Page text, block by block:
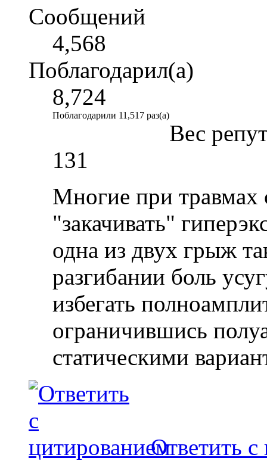
Сообщений
4,568
Поблагодарил(а)
8,724
Поблагодарили 11,517 раз(а)
Вес
131
Многие при травмах
"закачивать"
одна из двух грыж
разгибании боль
избегать
ограничившись
статическими
Ответить с